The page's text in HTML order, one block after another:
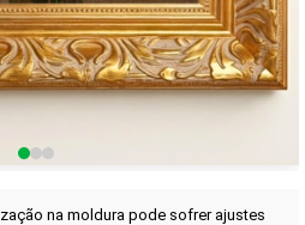
em nossos vídeos nas redes
na moldura pode sofrer ajustes